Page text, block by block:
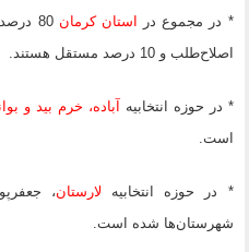
* در مجموع در استان کرمان
اصلاح‌طلب و 10 درصد مستقل هستند.
* در حوزه انتخابیه آباده، خرم بید و
است.
* در حوزه انتخابیه لارستان،
شهرستان‌ها شده است.